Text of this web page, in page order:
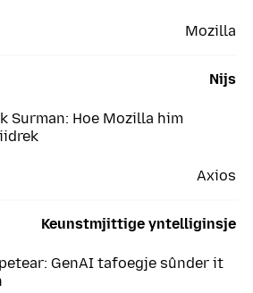
Mozilla
Axios
Nijs
Surman: Hoe Mozilla him
Keunstmjittige yntelliginsje
GenAI tafoegje sûnder it